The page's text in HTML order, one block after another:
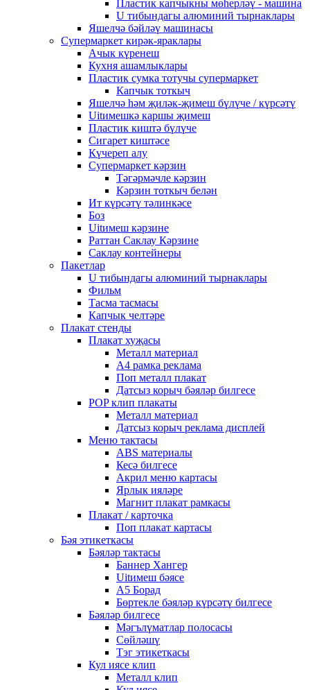
Пластик капчыкны мөһерләү - машина
U тибындагы алюминий тырнаклары
Яшелчә бәйләү машинасы
Супермаркет кирәк-яраклары
Ачык күренеш
Кухня ашамлыклары
Пластик сумка тотучы супермаркет
Капчык тоткыч
Яшелчә һәм җиләк-җимеш бүлүче / күрсәтү
Uitимешкә каршы җимеш
Пластик киштә бүлүче
Сигарет киштәсе
Күчереп алу
Супермаркет кәрзин
Тәгәрмәчле кәрзин
Кәрзин тоткыч белән
Ит күрсәтү тәлинкәсе
Боз
Uitимеш кәрзине
Раттан Саклау Кәрзине
Саклау контейнеры
Пакетлар
U тибындагы алюминий тырнаклары
Фильм
Тасма тасмасы
Капчык челтәре
Плакат стенды
Плакат хуҗасы
Металл материал
А4 рамка реклама
Поп металл плакат
Датсыз корыч бәяләр билгесе
POP клип плакаты
Металл материал
Датсыз корыч реклама дисплей
Меню тактасы
ABS материалы
Кесә билгесе
Акрил меню картасы
Ярлык ияләре
Магнит плакат рамкасы
Плакат / карточка
Поп плакат картасы
Бәя этикеткасы
Бәяләр тактасы
Баннер Хангер
Uitимеш бәясе
A5 Борад
Бөртекле бәяләр күрсәтү билгесе
Бәяләр билгесе
Мәгълүматлар полосасы
Сөйләшү
Тэг этикеткасы
Кул иясе клип
Металл клип